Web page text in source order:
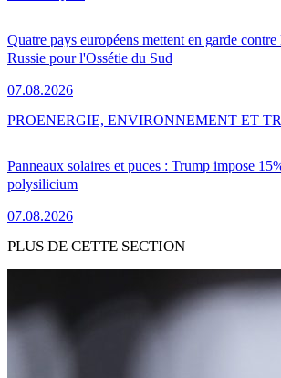
Quatre pays européens mettent en garde contre
Russie pour l'Ossétie du Sud
07.08.2026
Panneaux solaires et puces : Trump impose
polysilicium
07.08.2026
PROENERGIE, ENVIRONNEMENT ET
PLUS DE CETTE SECTION